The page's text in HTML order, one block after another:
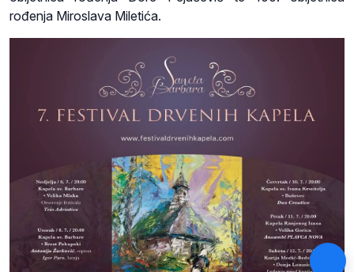
rođenja Miroslava Miletića.